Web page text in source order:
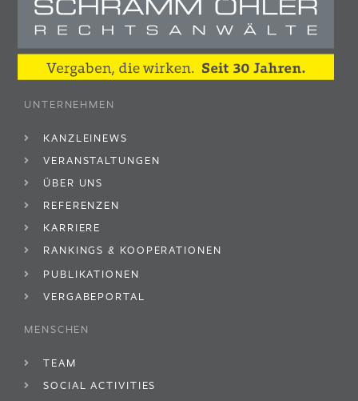
UNTERNEHMEN
KANZLEINEWS
VERANSTALTUNGEN
ÜBER UNS
REFERENZEN
KARRIERE
RANKINGS & KOOPERATIONEN
PUBLIKATIONEN
VERGABEPORTAL
MENSCHEN
TEAM
SOCIAL ACTIVITIES